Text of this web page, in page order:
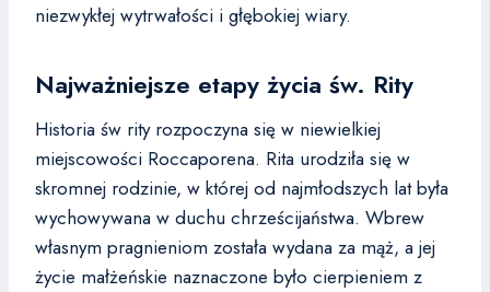
niezwykłej wytrwałości i głębokiej wiary.
Najważniejsze etapy życia św. Rity
Historia św rity rozpoczyna się w niewielkiej
miejscowości Roccaporena. Rita urodziła się w
skromnej rodzinie, w której od najmłodszych lat była
wychowywana w duchu chrześcijaństwa. Wbrew
własnym pragnieniom została wydana za mąż, a jej
życie małżeńskie naznaczone było cierpieniem z